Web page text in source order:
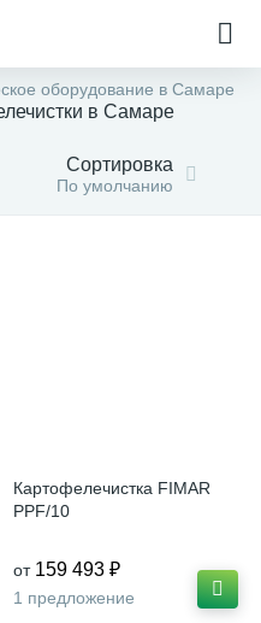
оборудование в Самаре
в Самаре
Сортировка
По умолчанию
Картофелечистка FIMAR
PPF/10
от 159 493 ₽
1 предложение